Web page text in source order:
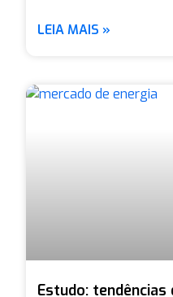
LEIA MAIS »
Estudo: tendências